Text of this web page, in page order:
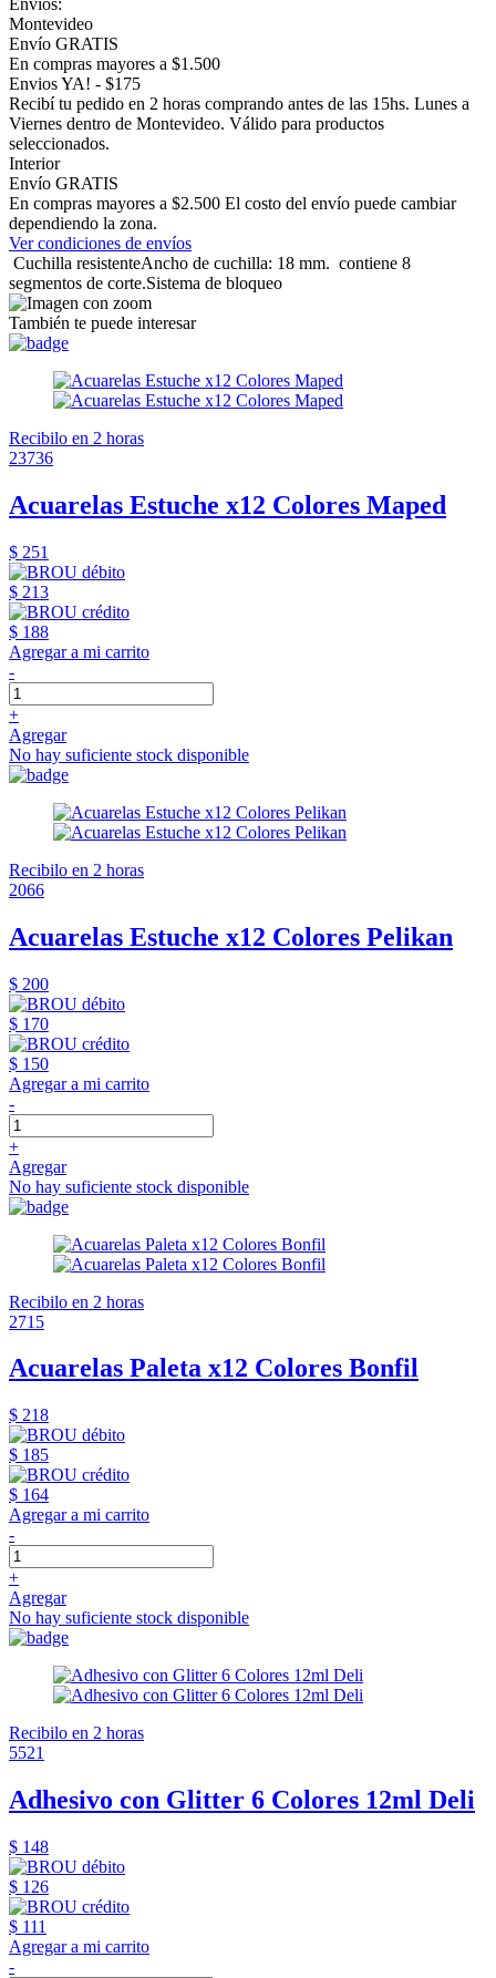
Montevideo
Envío GRATIS
En compras mayores a $1.500
Envios YA! - $175
Recibí tu pedido en 2 horas comprando antes de las 15hs. Lunes a
Viernes dentro de Montevideo. Válido para productos
seleccionados.
Interior
Envío GRATIS
En compras mayores a $2.500 El costo del envío puede cambiar
dependiendo la zona.
Ver condiciones de envíos
Cuchilla resistenteAncho de cuchilla: 18 mm. contiene 8
segmentos de corte.Sistema de bloqueo
También te puede interesar
Recibilo en 2 horas
23736
Acuarelas Estuche x12 Colores Maped
$ 251
$ 213
$ 188
Agregar a mi carrito
-
+
Agregar
No hay suficiente stock disponible
Recibilo en 2 horas
2066
Acuarelas Estuche x12 Colores Pelikan
$ 200
$ 170
$ 150
Agregar a mi carrito
-
+
Agregar
No hay suficiente stock disponible
Recibilo en 2 horas
2715
Acuarelas Paleta x12 Colores Bonfil
$ 218
$ 185
$ 164
Agregar a mi carrito
-
+
Agregar
No hay suficiente stock disponible
Recibilo en 2 horas
5521
Adhesivo con Glitter 6 Colores 12ml Deli
$ 148
$ 126
$ 111
Agregar a mi carrito
-